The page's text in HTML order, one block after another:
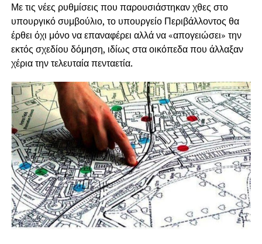
Με τις νέες ρυθμίσεις που παρουσιάστηκαν χθες στο
υπουργικό συμβούλιο, το υπουργείο Περιβάλλοντος θα
έρθει όχι μόνο να επαναφέρει αλλά να «απογειώσει» την
εκτός σχεδίου δόμηση, ιδίως στα οικόπεδα που άλλαξαν
χέρια την τελευταία πενταετία.